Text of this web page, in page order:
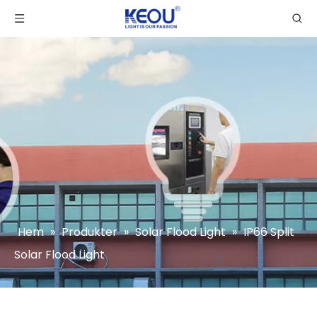
Hem » Produkter » Solar Flood Light » IP66 Split
Solar Flood Light